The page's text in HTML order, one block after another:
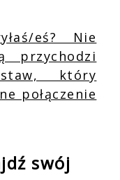
eś? Nie
przychodzi
który
połączenie
swój